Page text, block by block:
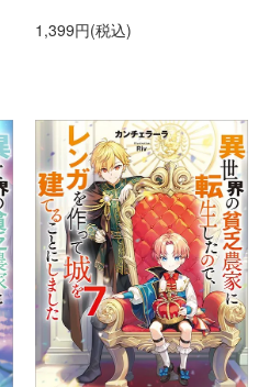
1,399円(税込)